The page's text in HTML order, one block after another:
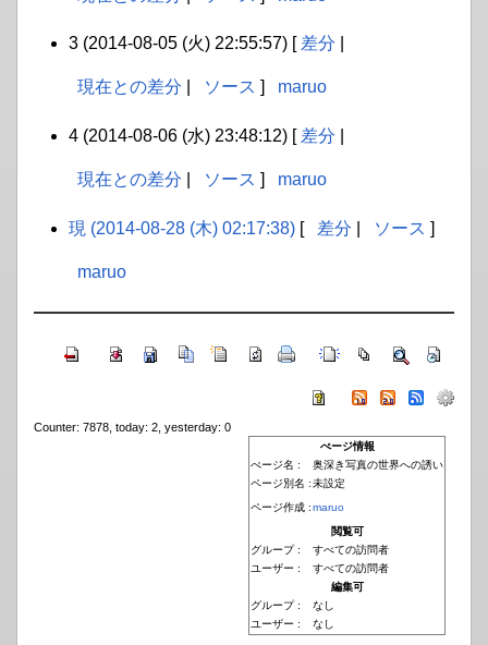
3 (2014-08-05 (火) 22:55:57) [ 差分
現在との差分 ソース ] maruo
4 (2014-08-06 (水) 23:48:12) [ 差分
現在との差分 ソース ] maruo
現 (2014-08-28 (木) 02:17:38) [ 差分 ソース ]
maruo
ぺージ情報
ぺージ名 :
奥深き写真の世界への誘い
ページ別名 :未設定
ページ作成 :maruo
閲覧可
グループ :
すべての訪問者
ユーザー :
すべての訪問者
編集可
グループ :
なし
ユーザー :
なし
Counter: 7878, today: 2, yesterday: 0